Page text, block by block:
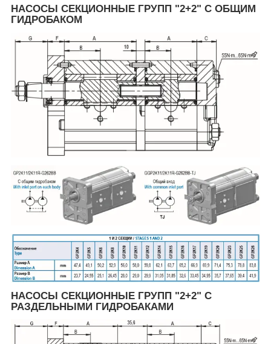
НАСОСЫ СЕКЦИОННЫЕ ГРУПП "2+2" С ОБЩИМ
ГИДРОБАКОМ
НАСОСЫ СЕКЦИОННЫЕ ГРУПП "2+2" С
РАЗДЕЛЬНЫМИ ГИДРОБАКАМИ